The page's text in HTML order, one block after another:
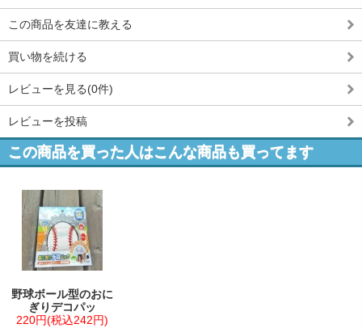
この商品を友達に教える
買い物を続ける
レビューを見る(0件)
レビューを投稿
この商品を買った人はこんな商品も買ってます
野球ボール型のおに
ぎりデコパッ
220円(税込242円)